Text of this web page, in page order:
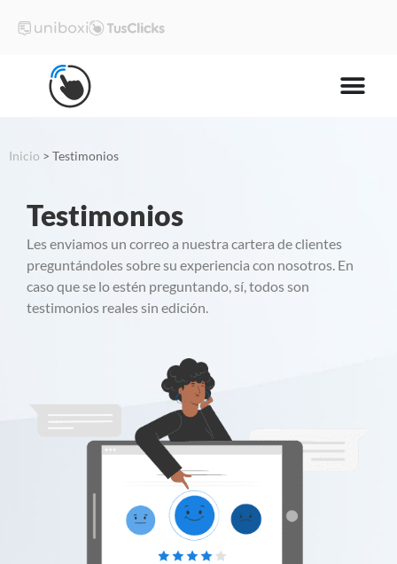
Testimonios
Les enviamos un correo a nuestra cartera de clientes
preguntándoles sobre su experiencia con nosotros. En
caso que se lo estén preguntando, sí, todos son
testimonios reales sin edición.
Inicio > Testimonios